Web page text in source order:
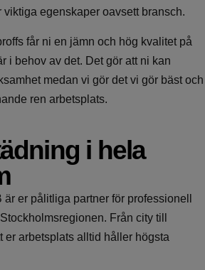
egenskaper oavsett bransch.
får ni en jämn och hög kvalitet på
i behov av det. Det gör att ni kan
medan vi gör det vi gör bäst och
ren arbetsplats.
i hela
er pålitliga partner för professionell
Från city till
er arbetsplats alltid håller högsta